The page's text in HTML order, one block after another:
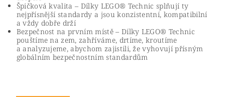
Špičková kvalita – Dílky LEGO® Technic splňují ty
nejpřísnější standardy a jsou konzistentní, kompatibilní
a vždy dobře drží
Bezpečnost na prvním místě – Dílky LEGO® Technic
pouštíme na zem, zahříváme, drtíme, kroutíme
a analyzujeme, abychom zajistili, že vyhovují přísným
globálním bezpečnostním standardům